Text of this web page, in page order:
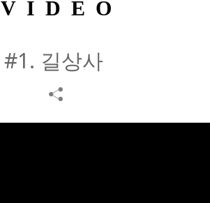
VIDEO
#1. 길상사